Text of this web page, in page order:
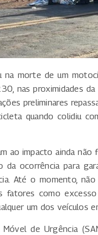
na morte de um
nas proximidades
preliminares
quando colidiu
ao impacto ainda não
ocorrência para
Até o momento,
fatores como
um dos veículos
de Urgência